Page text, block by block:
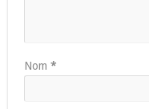
Nom *